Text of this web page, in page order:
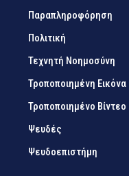
Παραπληροφόρηση
Πολιτική
Τεχνητή Νοημοσύνη
Τροποποιημένη Εικόνα
Τροποποιημένο Βίντεο
Ψευδές
Ψευδοεπιστήμη